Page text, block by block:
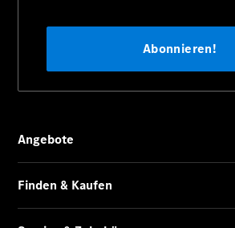
Alle eVito
Elektrisch
eVito
Tourer
Ansprechpartner